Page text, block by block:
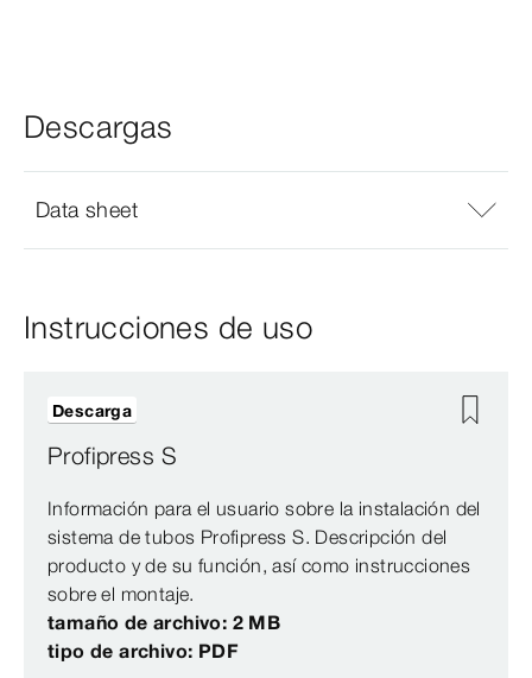
Descargas
Data sheet
Instrucciones de uso
Profipress S
Información para el usuario sobre la instalación del
sistema de tubos Profipress S. Descripción del
producto y de su función, así como instrucciones
sobre el montaje.
tamaño de archivo: 2 MB
tipo de archivo: PDF
Descarga